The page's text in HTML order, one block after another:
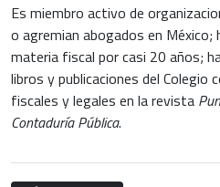
Es miembro activo de
o agremian abogados en
materia fiscal por casi 20 años;
libros y publicaciones del Colegio
fiscales y legales en la revista
Contaduría Pública.